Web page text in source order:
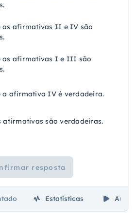
as afirmativas II e IV são
as afirmativas I e III são
a afirmativa IV é verdadeira.
afirmativas são verdadeiras.
resposta
Estatísticas Aulas